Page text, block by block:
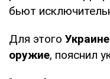
бьют
Для этого
оружие, пояснил